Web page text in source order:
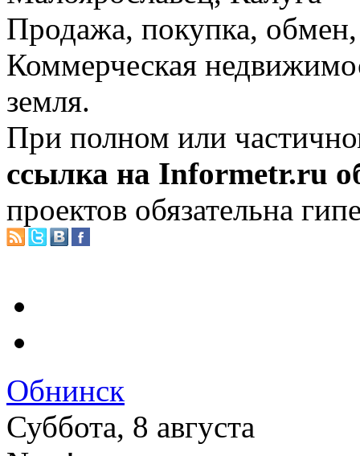
Продажа, покупка, обмен,
Коммерческая
земля.
При полном или
ссылка на Informetr.ru
проектов обязательна
Обнинск
Суббота, 8 августа